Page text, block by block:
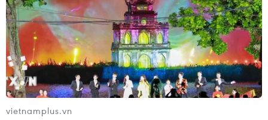
vietnamplus.vn